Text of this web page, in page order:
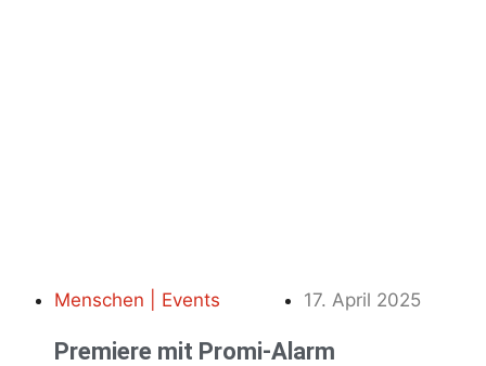
17. April 2025
Menschen | Events
Premiere mit Promi-Alarm